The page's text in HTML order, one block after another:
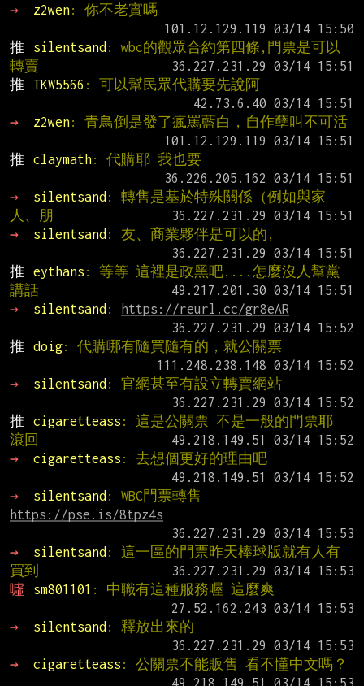
→
z2wen: 你不老實嗎
推
silentsand : wbc的觀眾合約第四條,門票是可以
轉賣
推
TKW5566 : 可以幫民眾代購要先說阿
→
z2wen: 青鳥倒是發了瘋罵藍白，自作孽叫不可活
推
claymath: 代購耶 我也要
→
silentsand : 轉售是基於特殊關係（例如與家
人、朋
→
silentsand : 友、商業夥伴是可以的,
推
eythans : 等等 這裡是政黑吧....怎麼沒人幫黨
講話
→
silentsand :
https://reurl.cc/gr8eAR
推
doig: 代購哪有隨買隨有的，就公關票
→
silentsand : 官網甚至有設立轉賣網站
推
cigaretteass : 這是公關票 不是一般的門票耶
滾回
→
cigaretteass : 去想個更好的理由吧
→
silentsand : WBC門票轉售
https://pse.is/8tpz4s
→
silentsand : 這一區的門票昨天棒球版就有人有
買到
噓
sm801101 : 中職有這種服務喔 這麼爽
→
silentsand : 釋放出來的
→
cigaretteass : 公關票不能販售 看不懂中文嗎？